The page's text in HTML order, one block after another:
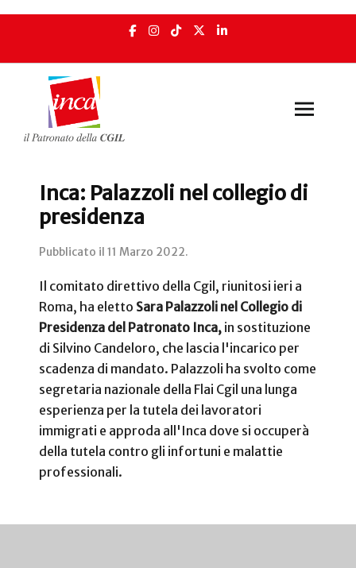
Inca: Palazzoli nel collegio di
presidenza
Pubblicato il 11 Marzo 2022.
Il comitato direttivo della Cgil, riunitosi ieri a
Roma, ha eletto Sara Palazzoli nel Collegio di
Presidenza del Patronato Inca, in sostituzione
di Silvino Candeloro, che lascia l'incarico per
scadenza di mandato. Palazzoli ha svolto come
segretaria nazionale della Flai Cgil una lunga
esperienza per la tutela dei lavoratori
immigrati e approda all'Inca dove si occuperà
della tutela contro gli infortuni e malattie
professionali.